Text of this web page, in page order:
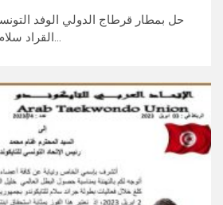
حل بمطار قرطاج الدولي الوفد
القراد سلام بالصين و المتكون من…